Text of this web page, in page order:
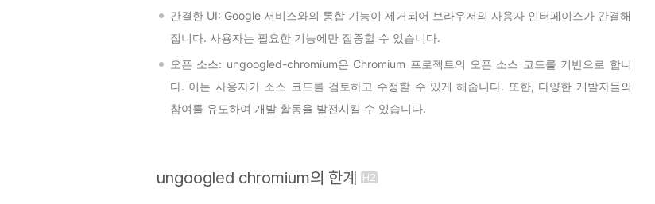
간결한 UI: Google 서비스와의 통합 기능이 제거되어 브라우저의 사용자 인터페이스가 간결해
집니다. 사용자는 필요한 기능에만 집중할 수 있습니다.
오픈 소스: ungoogled-chromium은 Chromium 프로젝트의 오픈 소스 코드를 기반으로 합니
다. 이는 사용자가 소스 코드를 검토하고 수정할 수 있게 해줍니다. 또한, 다양한 개발자들의
참여를 유도하여 개발 활동을 발전시킬 수 있습니다.
ungoogled chromium의 한계